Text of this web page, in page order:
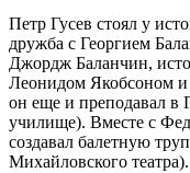
Петр Гусев стоял у
дружба с Георгием
Джордж Баланчин,
Леонидом Якобсоном и
он еще и преподавал в
училище). Вместе с
создавал балетную
Михайловского театра).